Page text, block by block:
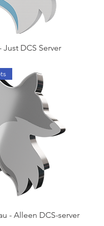
DCS Server
- Alleen DCS-server